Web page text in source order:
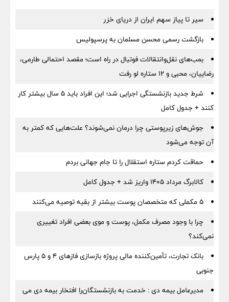
سیر تا پیاز سهم ایران از دریای خزر
بازگشت رسمی محسن مسلمان به پرسپولیس
بمب‌های نقل‌وانتقالات فوتبال در راه است؛ مقصد احتمالی طارمی،
رضاییان، محبی و ۱۲ ستاره لو رفت
شرط جدید بازنشستگی اجرایی شد؛ این افراد باید ۵ سال بیشتر کار
کنند + جدول کامل
جوش‌های زیرپوستی چرا درمان نمی‌شوند؟ علت‌هایی که کمتر به
آن توجه می‌شود
حماقت کردم ستاره استقلال را تا جام جهانی بردم
کالابرگ مرداد ۱۴۰۵ واریز شد + جدول کامل
۵ مکملی که متخصصان پوست بیشتر از بقیه توصیه می‌کنند
چرا با وجود مصرف مکمل، پوست و موی بعضی افراد تغییری
نمی‌کند؟
بانک تجارت، تأمین‌کننده مالی پروژه بازسازی فازهای ۴ و ۵ پارس
جنوبی
مدیرعامل بیمه دی : خدمت به بازنشستگان‌را افتخار بیمه دی می